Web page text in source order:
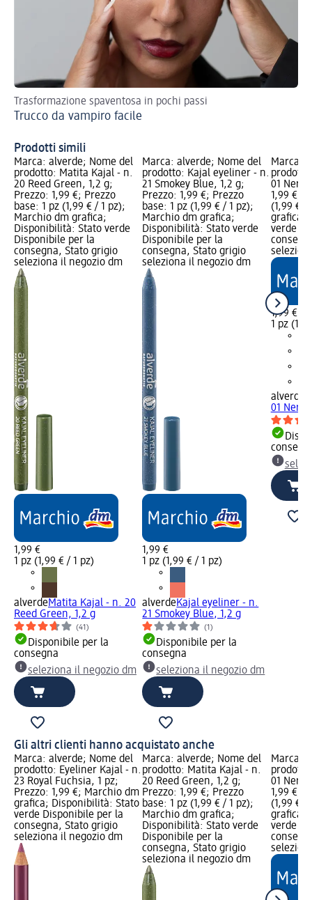
Trasformazione spaventosa in pochi passi
Trucco da vampiro facile
Prodotti simili
Marca: alverde; Nome del
prodotto: Matita Kajal - n.
20 Reed Green, 1,2 g;
Prezzo: 1,99 €; Prezzo
base: 1 pz (1,99 € / 1 pz);
Marchio dm grafica;
Disponibilità: Stato verde
Disponibile per la
consegna, Stato grigio
seleziona il negozio dm
1,99 €
1 pz (1,99 € / 1 pz)
alverdeMatita Kajal - n. 20
Reed Green, 1,2 g
(41)
Disponibile per la
consegna
seleziona il negozio dm
Marca: alverde; Nome del
prodotto: Kajal eyeliner - n.
21 Smokey Blue, 1,2 g;
Prezzo: 1,99 €; Prezzo
base: 1 pz (1,99 € / 1 pz);
Marchio dm grafica;
Disponibilità: Stato verde
Disponibile per la
consegna, Stato grigio
seleziona il negozio dm
1,99 €
1 pz (1,99 € / 1 pz)
alverdeKajal eyeliner - n.
21 Smokey Blue, 1,2 g
(1)
Disponibile per la
consegna
seleziona il negozio dm
Marca:
01 Nero,
1,99 €;
(1,99 € /
grafica;
verde
1,99 €
1 pz
alverde
01 Nero,
Gli altri clienti hanno acquistato anche
Marca: alverde; Nome del
prodotto: Eyeliner Kajal - n.
23 Royal Fuchsia, 1 pz;
Prezzo: 1,99 €; Marchio dm
grafica; Disponibilità: Stato
verde Disponibile per la
consegna, Stato grigio
seleziona il negozio dm
Marca: alverde; Nome del
prodotto: Matita Kajal - n.
20 Reed Green, 1,2 g;
Prezzo: 1,99 €; Prezzo
base: 1 pz (1,99 € / 1 pz);
Marchio dm grafica;
Disponibilità: Stato verde
Disponibile per la
consegna, Stato grigio
seleziona il negozio dm
Marca:
01 Nero,
1,99 €;
(1,99 € /
grafica;
verde